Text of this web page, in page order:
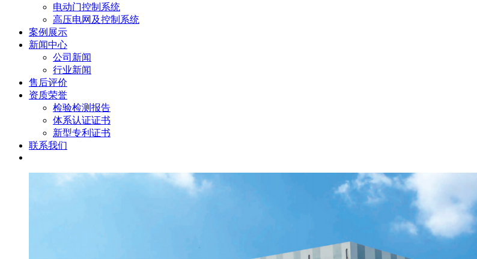
电动门控制系统
高压电网及控制系统
案例展示
新闻中心
公司新闻
行业新闻
售后评价
资质荣誉
检验检测报告
体系认证证书
新型专利证书
联系我们